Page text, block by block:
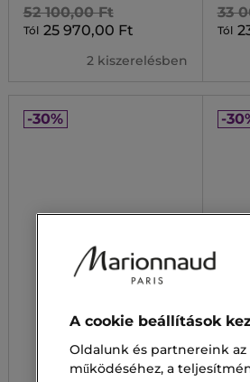
52 100,00 Ft
Tól 25 970,00 Ft
2 kiszerelésben
33
Tól
-30% -
A cookie beállítások
Oldalunk és partnereink az
működéséhez, a